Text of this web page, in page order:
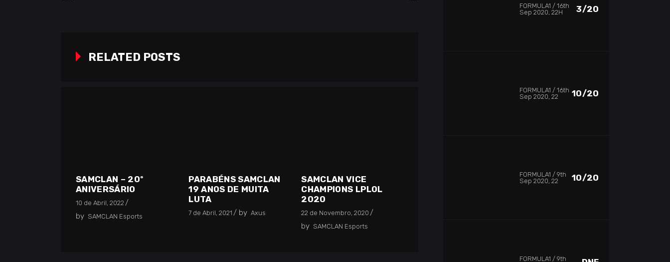
RELATED POSTS
SAMCLAN – 20º
ANIVERSÁRIO
10 de Abril, 2022
by SAMCLAN Esports
PARABÉNS SAMCLAN
19 ANOS DE MUITA
LUTA
7 de Abril, 2021 by Axus
SAMCLAN VICE
CHAMPIONS LPLOL
2020
22 de Novembro, 2020
by SAMCLAN Esports
FORMULA1
16th
Sep 2020, 22H
3/20
FORMULA1
16th
Sep 2020, 22
10/20
FORMULA1
9th
Sep 2020, 22
10/20
FORMULA1
9th